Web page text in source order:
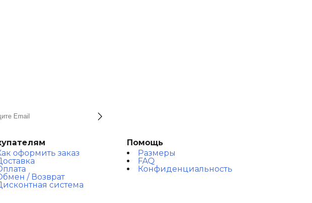
оформить заказ
/ Возврат
система
Помощь
Размеры
FAQ
Конфиденциальность